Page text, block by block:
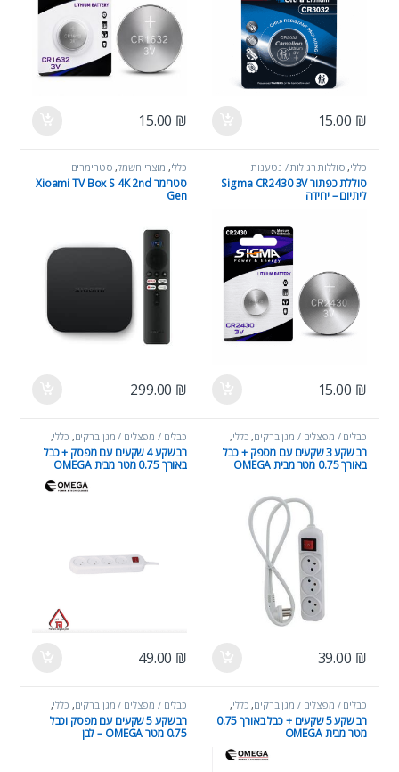
15.00 ₪
15.00 ₪
כללי, סוללות רגילות / נטענות
סוללת כפתור Sigma CR2430 3V
ליתיום – יחידה
15.00 ₪
כללי, מוצרי חשמל, סטרימרים
סטרימר Xioami TV Box S 4K 2nd
Gen
299.00 ₪
כבלים / מפצלים / מגן ברקים, כללי,
מוצרי חשמלרב שקע 3 שקעים עם מספק + כבל
באורך 0.75 מטר מבית OMEGA
39.00 ₪
כבלים / מפצלים / מגן ברקים, כללי,
מוצרי חשמלרב שקע 4 שקעים עם מפסק + כבל
באורך 0.75 מטר מבית OMEGA
49.00 ₪
כבלים / מפצלים / מגן ברקים, כללי,
מוצרי חשמל
רב שקע 5 שקעים + כבל באורך 0.75
מטר מבית OMEGA
כבלים / מפצלים / מגן ברקים, כללי,
מוצרי חשמלרב שקע 5 שקעים עם מפסק וכבל
0.75 מטר OMEGA – לבן